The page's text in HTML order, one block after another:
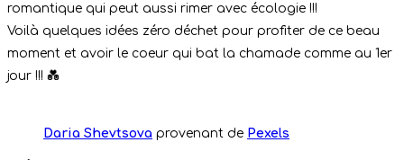
romantique qui peut aussi rimer avec écologie !!!
Voilà quelques idées zéro déchet pour profiter de ce beau
moment et avoir le coeur qui bat la chamade comme au 1er
jour !!! 💑
Daria Shevtsova provenant de Pexels